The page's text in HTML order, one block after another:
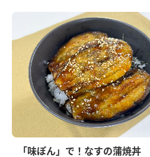
「味ぽん」で！なすの蒲焼丼